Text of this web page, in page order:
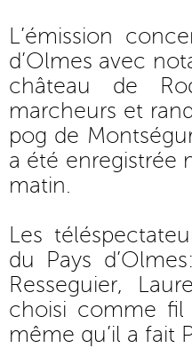
L’émission
d’Olmes avec
château de
marcheurs et
pog de
a été enregistrée
matin.
Les
du Pays
Resseguier,
choisi comme fil
même qu’il a fait